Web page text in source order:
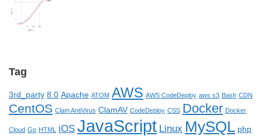
Tag
3rd_party 8.0 Apache ATOM AWS AWS CodeDeploy aws s3 Bash CDN
CentOS Clam AntiVirus ClamAV CodeDeploy CSS Docker Docker
Cloud Go HTML iOS JavaScript Linux MySQL php